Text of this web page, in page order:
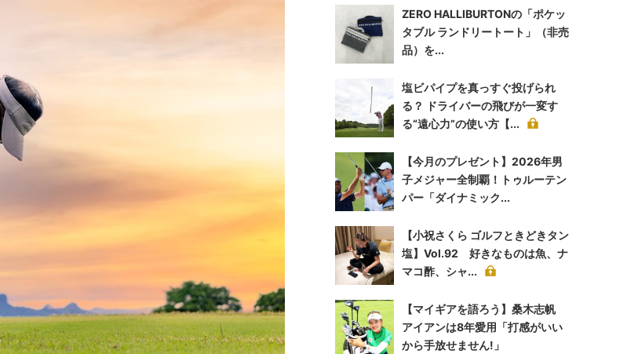
ZERO HALLIBURTONの「ポケッ
タブル ランドリートート」（非売
品）を...
塩ビパイプを真っすぐ投げられ
る？ ドライバーの飛びが一変す
る“遠心力”の使い方【...
【今月のプレゼント】2026年男
子メジャー全制覇！トゥルーテン
パー「ダイナミック...
【小祝さくら ゴルフときどきタン
塩】Vol.92 好きなものは魚、ナ
マコ酢、シャ...
【マイギアを語ろう】桑木志帆
アイアンは8年愛用「打感がいい
から手放せません!」